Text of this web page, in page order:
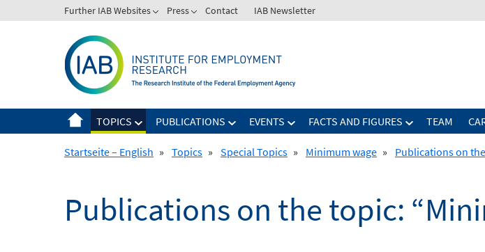
to
Further IAB Websites Press Contact IAB Newsletter
TOPICS PUBLICATIONS EVENTS FACTS AND FIGURES TEAM
Startseite – English » Topics » Special Topics » Minimum wage » Publications on
Publications on the topic: